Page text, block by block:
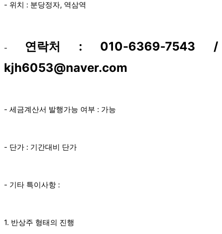
- 위치 : 분당정자, 역삼역
-
연락처 : 010-6369-7543 /
kjh6053@naver.com
- 세금계산서 발행가능 여부 : 가능
- 단가 : 기간대비 단가
- 기타 특이사항 :
1. 반상주 형태의 진행